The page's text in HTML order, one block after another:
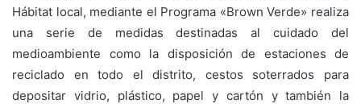
Hábitat local, mediante el Programa «Brown Verde» realiza
una serie de medidas destinadas al cuidado del
medioambiente como la disposición de estaciones de
reciclado en todo el distrito, cestos soterrados para
depositar vidrio, plástico, papel y cartón y también la